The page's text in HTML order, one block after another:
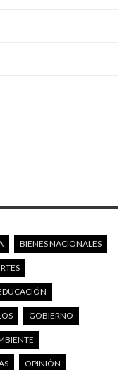
BIENES NACIONALES
GOBIERNO
OPINIÓN